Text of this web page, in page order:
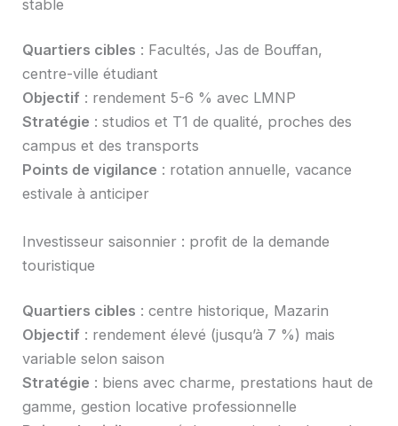
stable
Quartiers cibles : Facultés, Jas de Bouffan,
centre-ville étudiant
Objectif : rendement 5-6 % avec LMNP
Stratégie : studios et T1 de qualité, proches des
campus et des transports
Points de vigilance : rotation annuelle, vacance
estivale à anticiper
Investisseur saisonnier : profit de la demande
touristique
Quartiers cibles : centre historique, Mazarin
Objectif : rendement élevé (jusqu’à 7 %) mais
variable selon saison
Stratégie : biens avec charme, prestations haut de
gamme, gestion locative professionnelle